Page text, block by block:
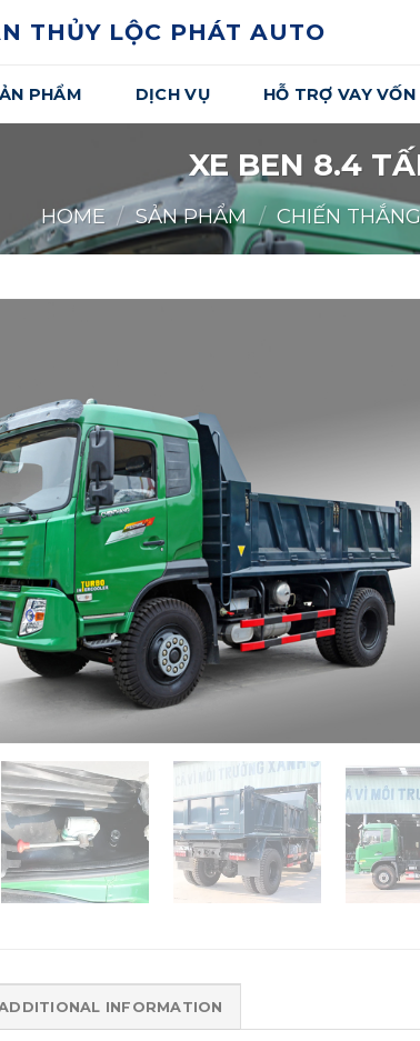
THỦY LỘC PHÁT AUTO
PHẨM DỊCH VỤ HỖ TRỢ VAY VỐN
XE BEN 8.4
HOME / SẢN PHẨM / CHIẾN
INFORMATION